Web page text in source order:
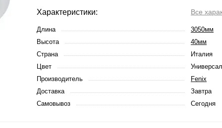
Характеристики: Все
Длина
3050мм
Высота
40мм
Страна
Италия
Цвет
Производитель
Fenix
Доставка
Завтра
Самовывоз
Сегодня